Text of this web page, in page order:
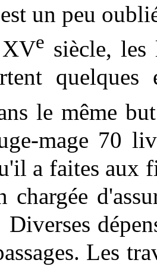
un peu
e siècle,
quelques
le même but
mage 70
a faites aux
chargée
Diverses
Les